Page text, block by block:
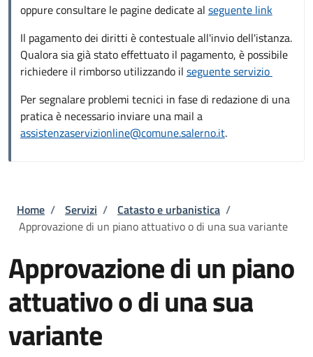
oppure consultare le pagine dedicate al seguente link
Il pagamento dei diritti è contestuale all'invio dell'istanza.
Qualora sia già stato effettuato il pagamento, è possibile
richiedere il rimborso utilizzando il seguente servizio
Per segnalare problemi tecnici in fase di redazione di una
pratica è necessario inviare una mail a
assistenzaservizionline@comune.salerno.it.
Briciole di pane
Home / Servizi / Catasto e urbanistica /
Approvazione di un piano attuativo o di una sua variante
Approvazione di un piano
attuativo o di una sua
variante